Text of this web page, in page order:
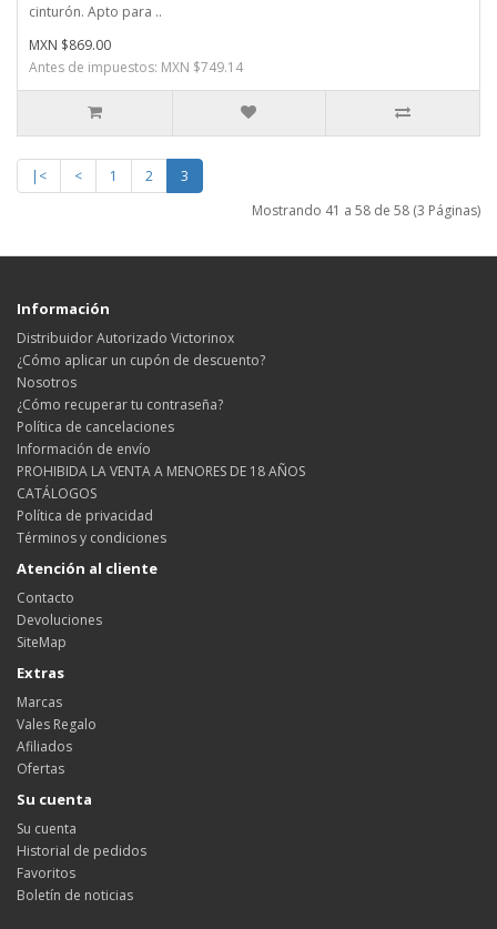
cinturón. Apto para ..
MXN $869.00
Antes de impuestos: MXN $749.14
|< < 1 2
3
Mostrando 41 a 58 de 58 (3 Páginas)
Información
Distribuidor Autorizado Victorinox
¿Cómo aplicar un cupón de descuento?
Nosotros
¿Cómo recuperar tu contraseña?
Política de cancelaciones
Información de envío
PROHIBIDA LA VENTA A MENORES DE 18 AÑOS
CATÁLOGOS
Política de privacidad
Términos y condiciones
Atención al cliente
Contacto
Devoluciones
SiteMap
Extras
Marcas
Vales Regalo
Afiliados
Ofertas
Su cuenta
Su cuenta
Historial de pedidos
Favoritos
Boletín de noticias